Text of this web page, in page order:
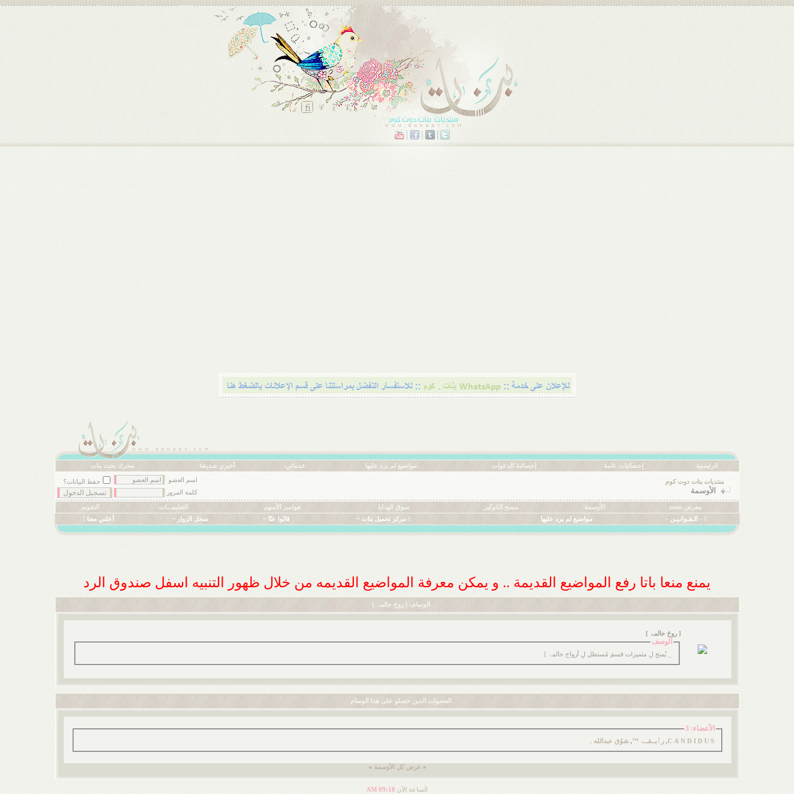
الرئيسية إحصائيات عامة إحصائية الدعوات مواضيع لم يرد عليها خدماتي أخبري صديقة محرك بحث بنات
منتديات بنات دوت كوم
الأوسمة
اسم العضو
حفظ البيانات؟
كلمة المرور
معرض mms الأوسمة مسح الكوكيز سوق الهدايا هوامير الأسهم التعليمـــات
التقويم
◊ - الـقـوانـيـن -
مواضيع لم يرد عليها ◊ مركز تحميل بنات ~ قالوا عنّا ~ سجل الزوار ~ أعلني معنا !
يمنع منعا باتا رفع المواضيع القديمة .. و يمكن معرفة المواضيع القديمه من خلال ظهور التنبيه اسفل صندوق الرد
الوسام: [ روحَ حالمۃ ]
[ روحَ حالمۃ ]
الوصف
_ يُمنح لِ متميزات قسمَ مُستظل لِ أرواح حالمۃ ]
العضوات الذين حصلو على هذا الوسام
الأعضاء: 3
C A N D I D U S
, رﭐيــقــۂ ™, شوُق عبدالله .
« عرض كل الأوسمة »
الساعة الآن 09:18 AM